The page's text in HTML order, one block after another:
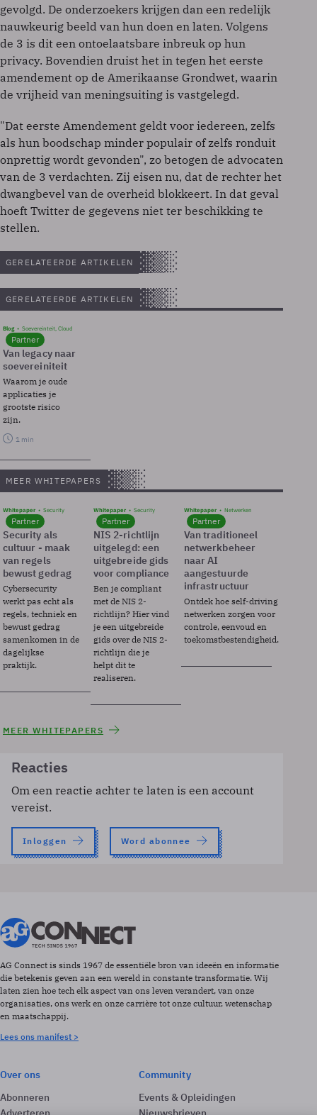
gevolgd. De onderzoekers krijgen dan een redelijk
nauwkeurig beeld van hun doen en laten. Volgens
de 3 is dit een ontoelaatsbare inbreuk op hun
privacy. Bovendien druist het in tegen het eerste
amendement op de Amerikaanse Grondwet, waarin
de vrijheid van meningsuiting is vastgelegd.
"Dat eerste Amendement geldt voor iedereen, zelfs
als hun boodschap minder populair of zelfs ronduit
onprettig wordt gevonden", zo betogen de advocaten
van de 3 verdachten. Zij eisen nu, dat de rechter het
dwangbevel van de overheid blokkeert. In dat geval
hoeft Twitter de gegevens niet ter beschikking te
stellen.
GERELATEERDE ARTIKELEN
GERELATEERDE ARTIKELEN
Blog Soevereinteit, Cloud
Partner
Van legacy naar
soevereiniteit
Waarom je oude
applicaties je
grootste risico
zijn.
1 min
MEER WHITEPAPERS
Whitepaper Security
Partner
Security als
cultuur - maak
van regels
bewust gedrag
Cybersecurity
werkt pas echt als
regels, techniek en
bewust gedrag
samenkomen in de
dagelijkse
praktijk.
Whitepaper Security
Partner
NIS 2-richtlijn
uitgelegd: een
uitgebreide gids
voor compliance
Ben je compliant
met de NIS 2-
richtlijn? Hier vind
je een uitgebreide
gids over de NIS 2-
richtlijn die je
helpt dit te
realiseren.
Whitepaper Netwerken
Partner
Van traditioneel
netwerkbeheer
naar AI
aangestuurde
infrastructuur
Ontdek hoe self-driving
netwerken zorgen voor
controle, eenvoud en
toekomstbestendigheid.
MEER WHITEPAPERS
Reacties
Om een reactie achter te laten is een account
vereist.
Inloggen Word abonnee
AG Connect is sinds 1967 de essentiële bron van ideeën en informatie
die betekenis geven aan een wereld in constante transformatie. Wij
laten zien hoe tech elk aspect van ons leven verandert, van onze
organisaties, ons werk en onze carrière tot onze cultuur, wetenschap
en maatschappij.
Lees ons manifest >
Over ons
Abonneren
Community
Events & Opleidingen